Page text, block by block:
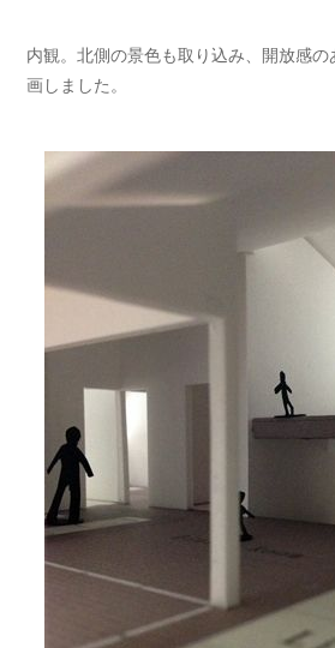
内観。北側の景色も取り込み、開放感
画しました。